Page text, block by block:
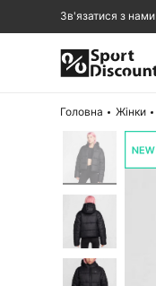
Зв'язатися з нами
Головна Жінки